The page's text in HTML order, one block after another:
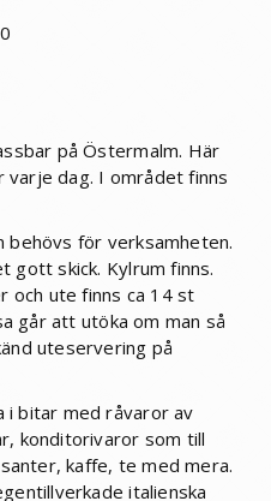
på Östermalm. Här
dag. I området finns
behövs för verksamheten.
gott skick. Kylrum finns.
och ute finns ca 14 st
går att utöka om man så
uteservering på
i bitar med råvaror av
konditorivaror som till
kaffe, te med mera.
italienska